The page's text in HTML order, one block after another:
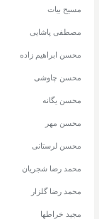
مسیح بیات
مصطفی پاشایی
محسن ابراهیم زاده
محسن چاوشی
محسن یگانه
محسن مهر
محسن لرستانی
محمد رضا شجریان
محمد رضا گلزار
مجید خراطها